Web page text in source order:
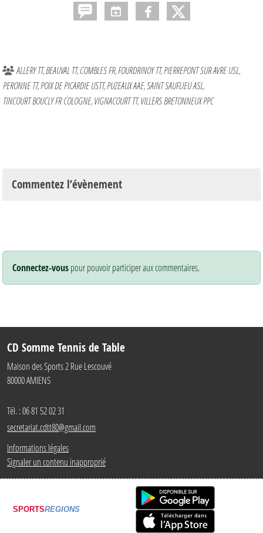
ALLERY TT BEAUVAL TT COMBLES FR FOURDRINOY TT PIERREPONT SUR AVRE USL
PERONNE TT POIX DE PICARDIE USTT PUZEAUX AAE SAINT SAUFLIEU ASL
TINCOURT BOUCLY FR COLOGNE VIGNACOURT TT VILLERS BRETONNEUX PPC
Commentez l’évènement
Connectez-vouspour pouvoir participer aux commentaires.
CD Somme Tennis de Table
Maison des Sports 2 Rue Lescouvé
80000AMIENS
Tél. :06 81 52 02 31
secretariat.cdtt80@gmail.com
Informations légales
Signaler un contenu inapproprié
SPORTSREGIONS